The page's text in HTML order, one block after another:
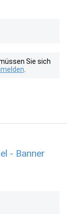
Sie sich
- Banner